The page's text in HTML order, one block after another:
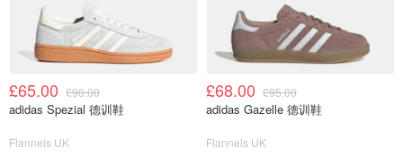
£65.00 £90.00
adidas Spezial 德训鞋
Flannels UK
£68.00 £95.00
adidas Gazelle 德训鞋
Flannels UK